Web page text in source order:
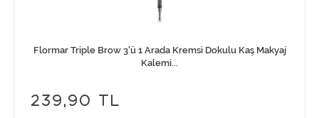
Flormar Triple Brow 3'ü 1 Arada Kremsi Dokulu Kaş Makyaj
Kalemi...
239,90 TL